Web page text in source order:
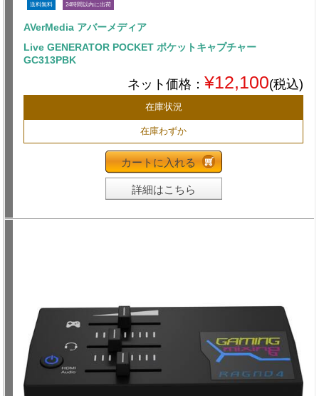
送料無料 24時間以内に出荷
AVerMedia アバーメディア
Live GENERATOR POCKET ポケットキャプチャー
GC313PBK
ネット価格： ¥12,100(税込)
在庫状況
在庫わずか
カートに入れる
詳細はこちら